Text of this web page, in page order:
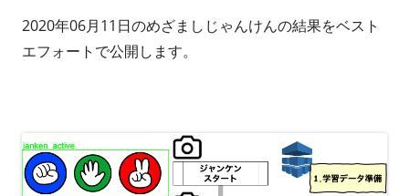
2020年06月11日のめざましじゃんけんの結果をベスト
エフォートで公開します。